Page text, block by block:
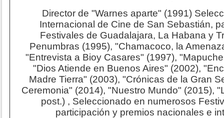
Director de "Warnes aparte" (1991)
Internacional de Cine de San Sebastián,
Festivales de Guadalajara, La Habana y
Penumbras (1995), "Chamacoco, la
"Entrevista a Bioy Casares" (1997),
"Dios Atiende en Buenos Aires" (2002),
Madre Tierra" (2003), "Crónicas de la Gran
Ceremonia" (2014), "Nuestro Mundo" (2015),
post.) , Seleccionado en numerosos
participación y premios nacionales e